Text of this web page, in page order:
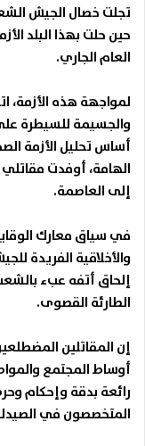
تجلت خصال الجيش
حين حلت بهذا البلد
العام الجاري.
لمواجهة هذه الأزمة،
والجسيمة للسيطرة على
أساس تحليل الأزمة
الهامة، أوفدت
إلى العاصمة.
في سياق معارك
والأخلاقية الفريدة
إلحاق أتفه عبء
الطارئة القصوى.
إن المقاتلين
أوساط المجتمع
رائعة بدقة وإحكام
المتخصصون في